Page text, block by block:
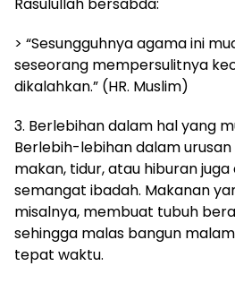
Rasulullah bersabda:
> “Sesungguhnya agama ini
seseorang mempersulitnya
dikalahkan.” (HR. Muslim)
3. Berlebihan dalam hal yang
Berlebih-lebihan dalam
makan, tidur, atau hiburan
semangat ibadah. Makanan
misalnya, membuat tubuh
sehingga malas bangun
tepat waktu.